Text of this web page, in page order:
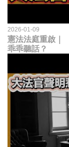
2026-01-09
憲法法庭重啟｜
乖乖聽話？